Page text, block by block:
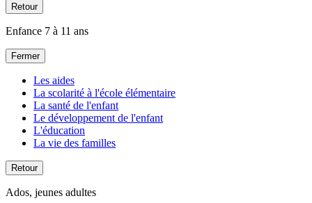
Retour
Enfance 7 à 11 ans
Fermer
Les aides
La scolarité à l'école élémentaire
La santé de l'enfant
Le développement de l'enfant
L'éducation
La vie des familles
Retour
Ados, jeunes adultes